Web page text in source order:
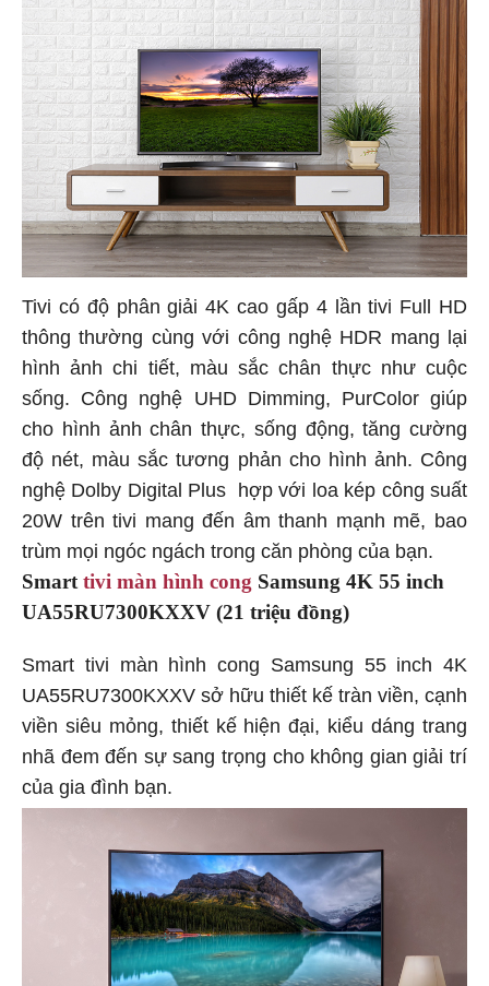
Tivi có độ phân giải 4K cao gấp 4 lần tivi Full HD
thông thường cùng với công nghệ HDR mang lại
hình ảnh chi tiết, màu sắc chân thực như cuộc
sống. Công nghệ UHD Dimming, PurColor giúp
cho hình ảnh chân thực, sống động, tăng cường
độ nét, màu sắc tương phản cho hình ảnh. Công
nghệ Dolby Digital Plus hợp với loa kép công suất
20W trên tivi mang đến âm thanh mạnh mẽ, bao
trùm mọi ngóc ngách trong căn phòng của bạn.
Smarttivi màn hình cong Samsung 4K 55 inch
UA55RU7300KXXV (21 triệu đồng)
Smart tivi màn hình cong Samsung 55 inch 4K
UA55RU7300KXXV sở hữu thiết kế tràn viền, cạnh
viền siêu mỏng, thiết kế hiện đại, kiểu dáng trang
nhã đem đến sự sang trọng cho không gian giải trí
của gia đình bạn.